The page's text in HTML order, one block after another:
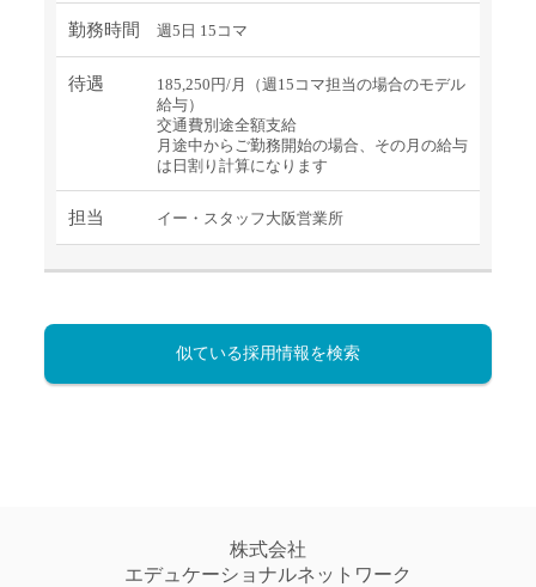
勤務時間 週5日 15コマ
待遇
185,250円/月（週15コマ担当の場合のモデル
給与）
交通費別途全額支給
月途中からご勤務開始の場合、その月の給与
は日割り計算になります
担当 イー・スタッフ大阪営業所
似ている採用情報を検索
株式会社
エデュケーショナルネットワーク